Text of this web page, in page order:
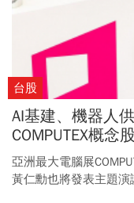
台股
AI基建、機器人
COMPUTEX概念
亞洲最大電腦展
黃仁勳也將發表主題演